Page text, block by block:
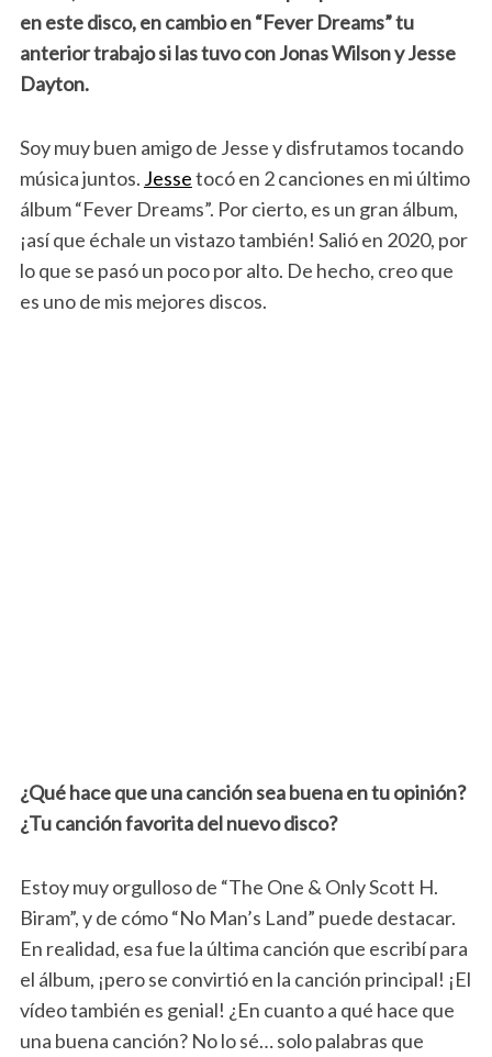
en este disco, en cambio en “Fever Dreams” tu
anterior trabajo si las tuvo con Jonas Wilson y Jesse
Dayton.
Soy muy buen amigo de Jesse y disfrutamos tocando
música juntos. Jessetocó en 2 canciones en mi último
álbum “Fever Dreams”. Por cierto, es un gran álbum,
¡así que échale un vistazo también! Salió en 2020, por
lo que se pasó un poco por alto. De hecho, creo que
es uno de mis mejores discos.
¿Qué hace que una canción sea buena en tu opinión?
¿Tu canción favorita del nuevo disco?
Estoy muy orgulloso de “The One & Only Scott H.
Biram”, y de cómo “No Man’s Land” puede destacar.
En realidad, esa fue la última canción que escribí para
el álbum, ¡pero se convirtió en la canción principal! ¡El
vídeo también es genial! ¿En cuanto a qué hace que
una buena canción? No lo sé… solo palabras que